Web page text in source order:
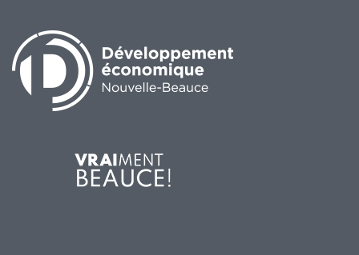
Toile entrepreneuriale Nouvelle-
Beauce